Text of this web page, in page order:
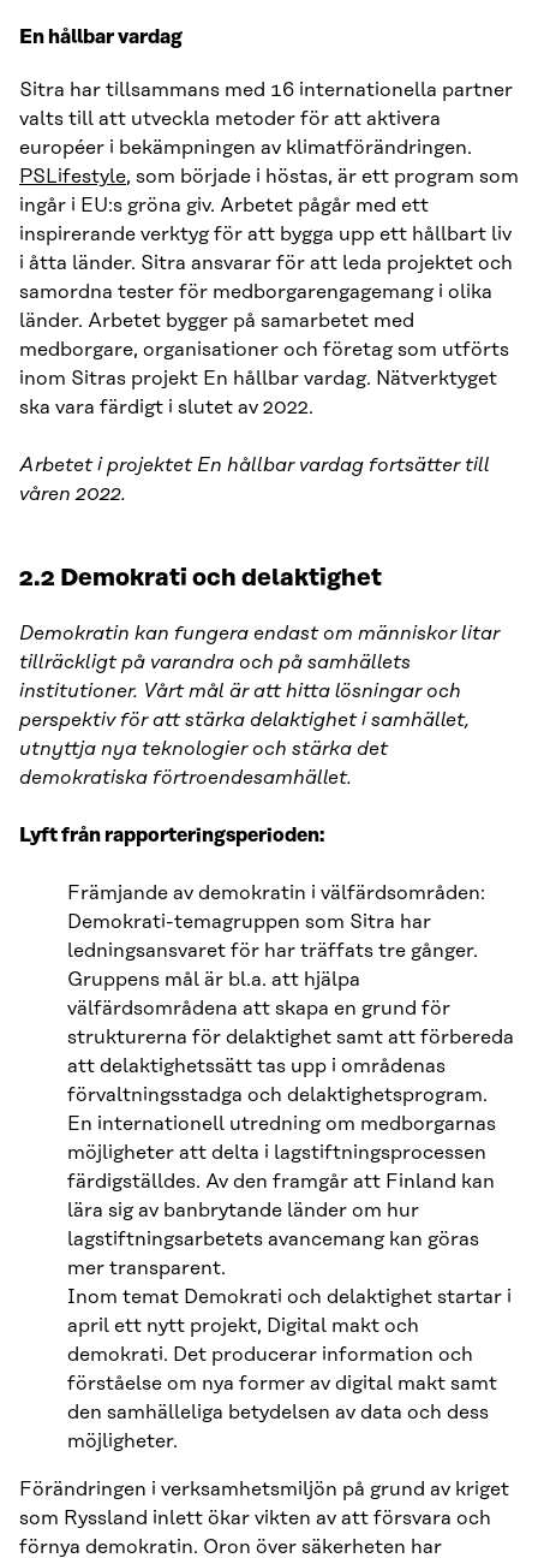
En hållbar vardag
Sitra har tillsammans med 16 internationella partner
valts till att utveckla metoder för att aktivera
européer i bekämpningen av klimatförändringen.
PSLifestyle, som började i höstas, är ett program som
ingår i EU:s gröna giv. Arbetet pågår med ett
inspirerande verktyg för att bygga upp ett hållbart liv
i åtta länder. Sitra ansvarar för att leda projektet och
samordna tester för medborgarengagemang i olika
länder. Arbetet bygger på samarbetet med
medborgare, organisationer och företag som utförts
inom Sitras projekt En hållbar vardag. Nätverktyget
ska vara färdigt i slutet av 2022.
Arbetet i projektet En hållbar vardag fortsätter till
våren 2022.
2.2 Demokrati och delaktighet
Demokratin kan fungera endast om människor litar
tillräckligt på varandra och på samhällets
institutioner. Vårt mål är att hitta lösningar och
perspektiv för att stärka delaktighet i samhället,
utnyttja nya teknologier och stärka det
demokratiska förtroendesamhället.
Lyft från rapporteringsperioden:
Främjande av demokratin i välfärdsområden:
Demokrati-temagruppen som Sitra har
ledningsansvaret för har träffats tre gånger.
Gruppens mål är bl.a. att hjälpa
välfärdsområdena att skapa en grund för
strukturerna för delaktighet samt att förbereda
att delaktighetssätt tas upp i områdenas
förvaltningsstadga och delaktighetsprogram.
En internationell utredning om medborgarnas
möjligheter att delta i lagstiftningsprocessen
färdigställdes. Av den framgår att Finland kan
lära sig av banbrytande länder om hur
lagstiftningsarbetets avancemang kan göras
mer transparent.
Inom temat Demokrati och delaktighet startar i
april ett nytt projekt, Digital makt och
demokrati. Det producerar information och
förståelse om nya former av digital makt samt
den samhälleliga betydelsen av data och dess
möjligheter.
Förändringen i verksamhetsmiljön på grund av kriget
som Ryssland inlett ökar vikten av att försvara och
förnya demokratin. Oron över säkerheten har